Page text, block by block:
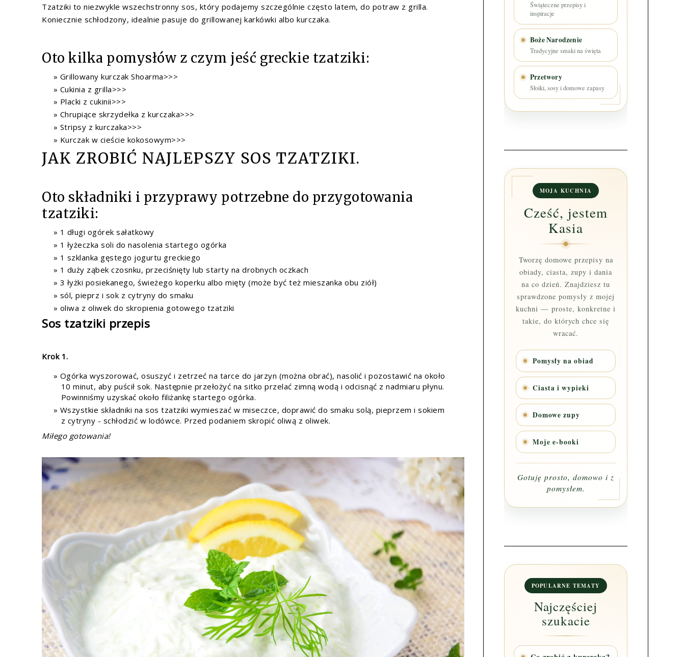
Tzatziki to niezwykle wszechstronny sos, który podajemy szczególnie często latem, do potraw z grilla.
Koniecznie schłodzony, idealnie pasuje do grillowanej karkówki albo kurczaka.
Oto kilka pomysłów z czym jeść greckie tzatziki:
Grillowany kurczak Shoarma>>>
Cukinia z grilla>>>
Placki z cukinii>>>
Chrupiące skrzydełka z kurczaka>>>
Stripsy z kurczaka>>>
Kurczak w cieście kokosowym>>>
JAK ZROBIĆ NAJLEPSZY SOS TZATZIKI.
Oto składniki i przyprawy potrzebne do przygotowania
tzatziki:
1 długi ogórek sałatkowy
1 łyżeczka soli do nasolenia startego ogórka
1 szklanka gęstego jogurtu greckiego
1 duży ząbek czosnku, przeciśnięty lub starty na drobnych oczkach
3 łyżki posiekanego, świeżego koperku albo mięty (może być też mieszanka obu ziół)
sól, pieprz i sok z cytryny do smaku
oliwa z oliwek do skropienia gotowego tzatziki
Sos tzatziki przepis
Krok 1.
Ogórka wyszorować, osuszyć i zetrzeć na tarce do jarzyn (można obrać), nasolić i pozostawić na około
10 minut, aby puścił sok. Następnie przełożyć na sitko przelać zimną wodą i odcisnąć z nadmiaru płynu.
Powinniśmy uzyskać około filiżankę startego ogórka.
Wszystkie składniki na sos tzatziki wymieszać w miseczce, doprawić do smaku solą, pieprzem i sokiem
z cytryny - schłodzić w lodówce. Przed podaniem skropić oliwą z oliwek.
Miłego gotowania!
Świąteczne przepisy i
inspiracje
Boże Narodzenie
Tradycyjne smaki na święta
Przetwory
Słoiki, sosy i domowe zapasy
MOJA KUCHNIA
Cześć, jestem
Kasia
Tworzę domowe przepisy na
obiady, ciasta, zupy i dania
na co dzień. Znajdziesz tu
sprawdzone pomysły z mojej
kuchni — proste, konkretne i
takie, do których chce się
wracać.
Pomysły na obiad
Ciasta i wypieki
Domowe zupy
Moje e-booki
Gotuję prosto, domowo i z
pomysłem.
POPULARNE TEMATY
Najczęściej
szukacie